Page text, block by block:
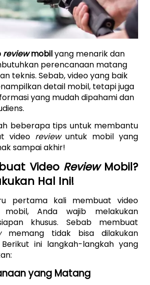
review mobil yang menarik dan
perencanaan matang
teknis. Sebab, video yang baik
detail mobil, tetapi juga
yang mudah dipahami dan
beberapa tips untuk membantu
video review untuk mobil yang
sampai akhir!
Video Review Mobil?
Hal Ini!
mobil, Anda wajib melakukan
khusus. Sebab membuat
memang tidak bisa dilakukan
ini langkah-langkah yang
yang Matang